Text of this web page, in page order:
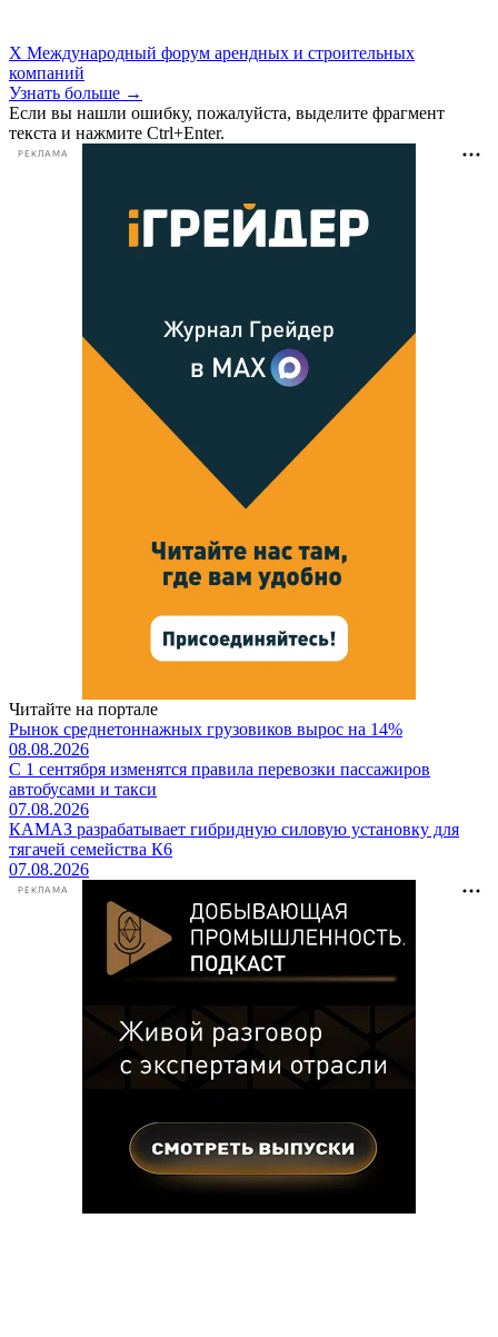
X Международный форум арендных и строительных
компаний
Узнать больше →
Если вы нашли ошибку, пожалуйста, выделите фрагмент
текста и нажмите Ctrl+Enter.
РЕКЛАМА
Читайте на портале
Рынок среднетоннажных грузовиков вырос на 14%
08.08.2026
С 1 сентября изменятся правила перевозки пассажиров
автобусами и такси
07.08.2026
КАМАЗ разрабатывает гибридную силовую установку для
тягачей семейства К6
07.08.2026
РЕКЛАМА